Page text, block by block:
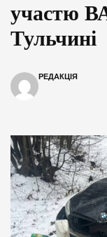
участю
Тульчині
РЕДАКЦІЯ